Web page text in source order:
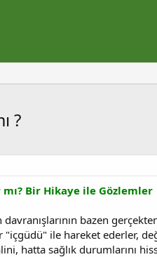
?
Bir Hikaye ile Gözlemler
bazen
ile hareket ederler,
hatta sağlık durumlarını